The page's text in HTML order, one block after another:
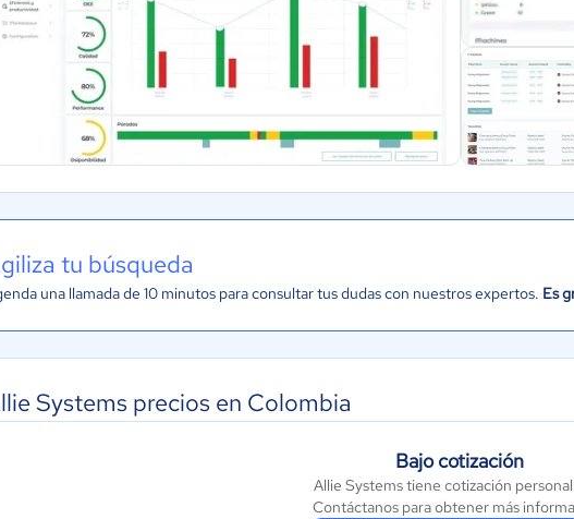
tu búsqueda
una llamada de 10 minutos para consultar tus dudas con nuestros expertos. Es
Systems precios en Colombia
Bajo cotización
Allie Systems tiene cotización
Contáctanos para obtener más